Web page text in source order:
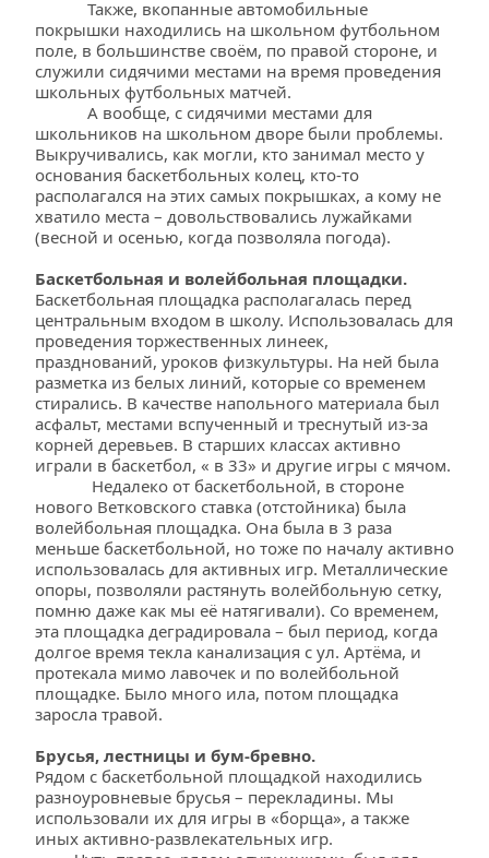
покрышки находились на школьном футбольном
поле, в большинстве своём, по правой стороне, и
служили сидячими местами на время проведения
школьных футбольных матчей.
школьников на школьном дворе были проблемы.
Выкручивались, как могли, кто занимал место у
основания баскетбольных колец, кто-то
располагался на этих самых покрышках, а кому не
хватило места – довольствовались лужайками
(весной и осенью, когда позволяла погода).
Баскетбольная и волейбольная площадки.
Баскетбольная площадка располагалась перед
центральным входом в школу. Использовалась для
проведения торжественных линеек,
празднований, уроков физкультуры. На ней была
разметка из белых линий, которые со временем
стирались. В качестве напольного материала был
асфальт, местами вспученный и треснутый из-за
корней деревьев. В старших классах активно
играли в баскетбол, « в 33» и другие игры с мячом.
нового Ветковского ставка (отстойника) была
волейбольная площадка. Она была в 3 раза
меньше баскетбольной, но тоже по началу активно
использовалась для активных игр. Металлические
опоры, позволяли растянуть волейбольную сетку,
помню даже как мы её натягивали). Со временем,
эта площадка деградировала – был период, когда
долгое время текла канализация с ул. Артёма, и
протекала мимо лавочек и по волейбольной
площадке. Было много ила, потом площадка
заросла травой.
Брусья, лестницы и бум-бревно.
Рядом с баскетбольной площадкой находились
разноуровневые брусья – перекладины. Мы
использовали их для игры в «борща», а также
иных активно-развлекательных игр.